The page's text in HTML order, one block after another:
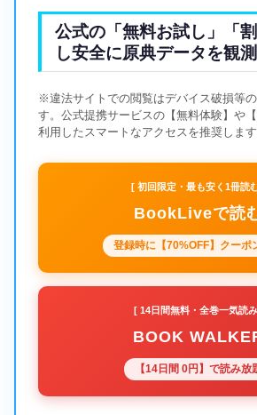
公式の「無料お試し」「
し安全に原典データを観
※違法サイトでの閲覧はデバイス破損等
す。公式提携サービスの【無料体験】や
利用したスマートなアクセスを推奨します
[ 初回限定・最も安く1冊読
BookLiveで読
登録時に【70%OFF】クーポ
[ 14日間無料・全巻一気読
BOOK
【14日間 0円】で読み放